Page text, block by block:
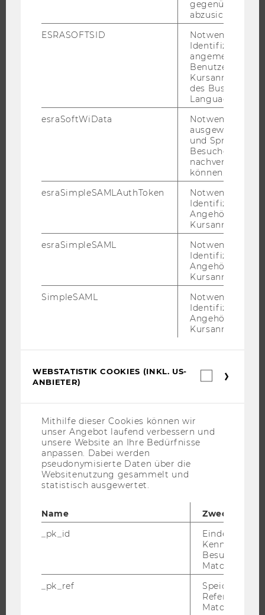
FORSCHENDE
WIRTSCHAFT UND GESELLSCHAFT
EVENTS ARCHIV
JOBPORTAL
JOBS MIT WU-STUDIUM
KARRIEREKONTAKTE AN DER WU
KARRIERENETZWERKE AN DER WU
WU COMMUNITY
gegenüber
abzusichern.
ESRASOFTSID
Notwendig zur
Identifizierung
angemeldeten
Benutzers im
des Business
Language
esraSoftWiData
Notwendig um
ausgewählte
und
Besuchers
nachverfolgen
können.
esraSimpleSAMLAuthToken
Notwendig zur
Identifizierung
Angehörige/r für
Kursanmeldung.
esraSimpleSAML
Notwendig zur
Identifizierung
Angehörige/r für
Kursanmeldung.
SimpleSAML
Notwendig zur
Identifizierung
Angehörige/r für
Kursanmeldung.
WEBSTATISTIK COOKIES (INKL. US-
ANBIETER)
Mithilfe dieser Cookies können wir
unser Angebot laufend verbessern und
unsere Website an Ihre Bedürfnisse
anpassen. Dabei werden
pseudonymisierte Daten über die
Websitenutzung gesammelt und
statistisch ausgewertet.
Name
Zweck
_pk_id
Eindeutige
Besuchers
Matomo.
_pk_ref
Speicherung
Referrers
Matomo.